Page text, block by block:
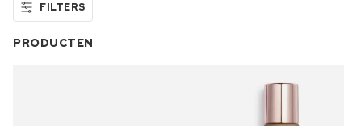
FILTERS
PRODUCTEN